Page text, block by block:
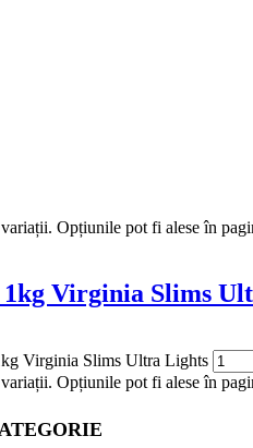
Opțiunile pot fi alese în
Virginia Slims
Virginia Slims Ultra Lights
Opțiunile pot fi alese în